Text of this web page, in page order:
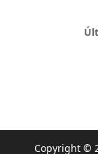
Copyright ©